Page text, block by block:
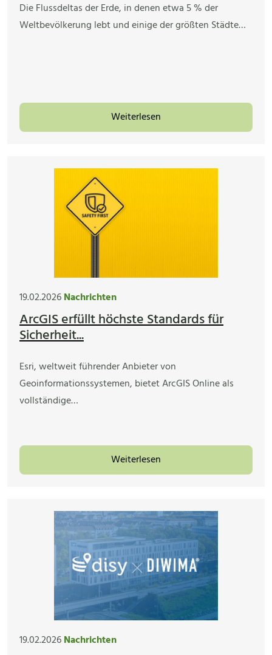
Die Flussdeltas der Erde, in denen etwa 5 % der
Weltbevölkerung lebt und einige der größten Städte…
Weiterlesen
19.02.2026Nachrichten
ArcGIS erfüllt höchste Standards für
Sicherheit...
Esri, weltweit führender Anbieter von
Geoinformationssystemen, bietet ArcGIS Online als
vollständige…
Weiterlesen
19.02.2026Nachrichten